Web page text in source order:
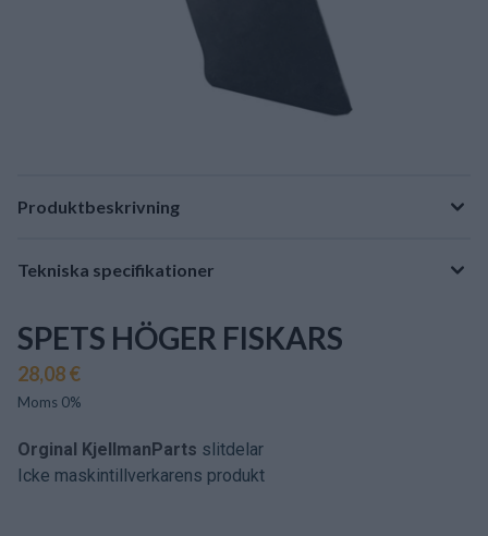
Produktbeskrivning
Tekniska specifikationer
SPETS HÖGER FISKARS
28,08 €
Moms 0%
Orginal KjellmanParts slitdelar
Icke maskintillverkarens produkt